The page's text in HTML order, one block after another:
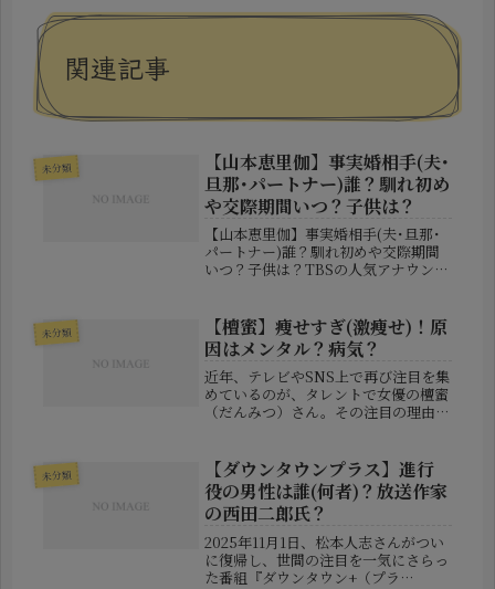
関連記事
未分類
【山本恵里伽】事実婚相手(夫･
旦那･パートナー)誰？馴れ初め
や交際期間いつ？子供は？
【山本恵里伽】事実婚相手(夫･旦那･
パートナー)誰？馴れ初めや交際期間
いつ？子供は？TBSの人気アナウンサ
し、大きな話題となっています。報道
番組でも活躍する山本アナの突然の...
未分類
【檀蜜】痩せすぎ(激痩せ)！原
因はメンタル？病気？
近年、テレビやSNS上で再び注目を集
めているのが、タレントで女優の檀蜜
（だんみつ）さん。その注目の理由
痩せ”した姿です。2025年5月にNHK
の情報番組「あさイチ」に出演し...
未分類
【ダウンタウンプラス】進行
役の男性は誰(何者)？放送作家
の西田二郎氏？
2025年11月1日、松本人志さんがつい
に復帰し、世間の注目を一気にさらっ
た番組『ダウンタウン+（プラ